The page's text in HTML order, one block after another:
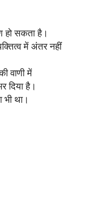
हो सकता है।
में अंतर नहीं
वाणी में
दिया है।
था।